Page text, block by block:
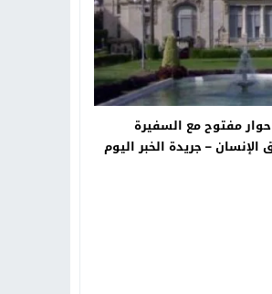
مفتوح مع السفيرة
– جريدة الخبر اليوم